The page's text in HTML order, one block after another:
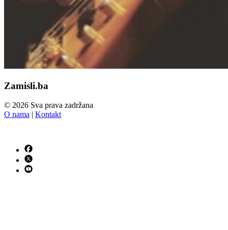
Zamisli.ba
© 2026 Sva prava zadržana
O nama | Kontakt